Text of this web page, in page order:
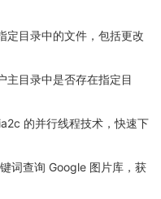
目录中的文件，包括更改
目录中是否存在指定目
的并行线程技术，快速下
词查询 Google 图片库，获